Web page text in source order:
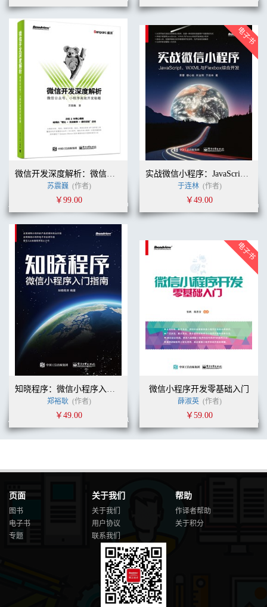
微信开发深度解析：微信公众号、小程序高效开发秘籍
苏震巍 (作者)
￥99.00
实战微信小程序：JavaScript、WXML与Flexbox综合开发
于连林 (作者)
￥49.00
知晓程序：微信小程序入门指南
郑裕耿 (作者)
￥49.00
微信小程序开发零基础入门
薛淑英 (作者)
￥59.00
页面
图书
电子书
专题
关于我们
关于我们
用户协议
联系我们
帮助
作译者帮助
关于积分